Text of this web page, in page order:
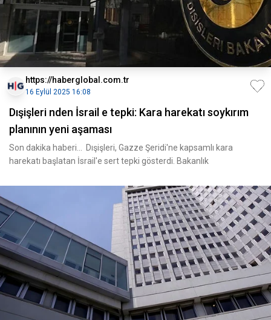
https://haberglobal.com.tr
16 Eylül 2025 16:08
Dışişleri nden İsrail e tepki: Kara harekatı soykırım
planının yeni aşaması
Son dakika haberi... Dışişleri, Gazze Şeridi'ne kapsamlı kara
harekatı başlatan İsrail'e sert tepki gösterdi. Bakanlık